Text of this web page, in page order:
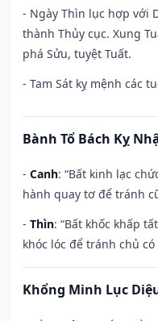
- Ngày Thìn lục hợp với
thành Thủy cục. Xung
phá Sửu, tuyệt Tuất.
- Tam Sát kỵ mệnh các
Bành Tổ Bách Kỵ
- Canh: “Bất kinh lạc
hành quay tơ để tránh
- Thìn: “Bất khốc khấp
khóc lóc để tránh chủ
Khổng Minh Lục